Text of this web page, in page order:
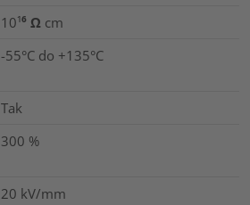
10¹⁶ Ω cm
-55°C do +135°C
Tak
300 %
20 kV/mm